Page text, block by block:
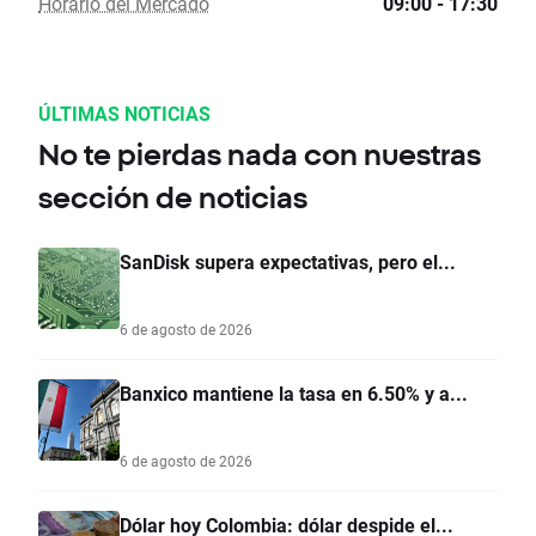
ÚLTIMAS NOTICIAS
No te pierdas nada con nuestras
sección de noticias
SanDisk supera expectativas, pero el...
6 de agosto de 2026
Banxico mantiene la tasa en 6.50% y a...
6 de agosto de 2026
Dólar hoy Colombia: dólar despide el...